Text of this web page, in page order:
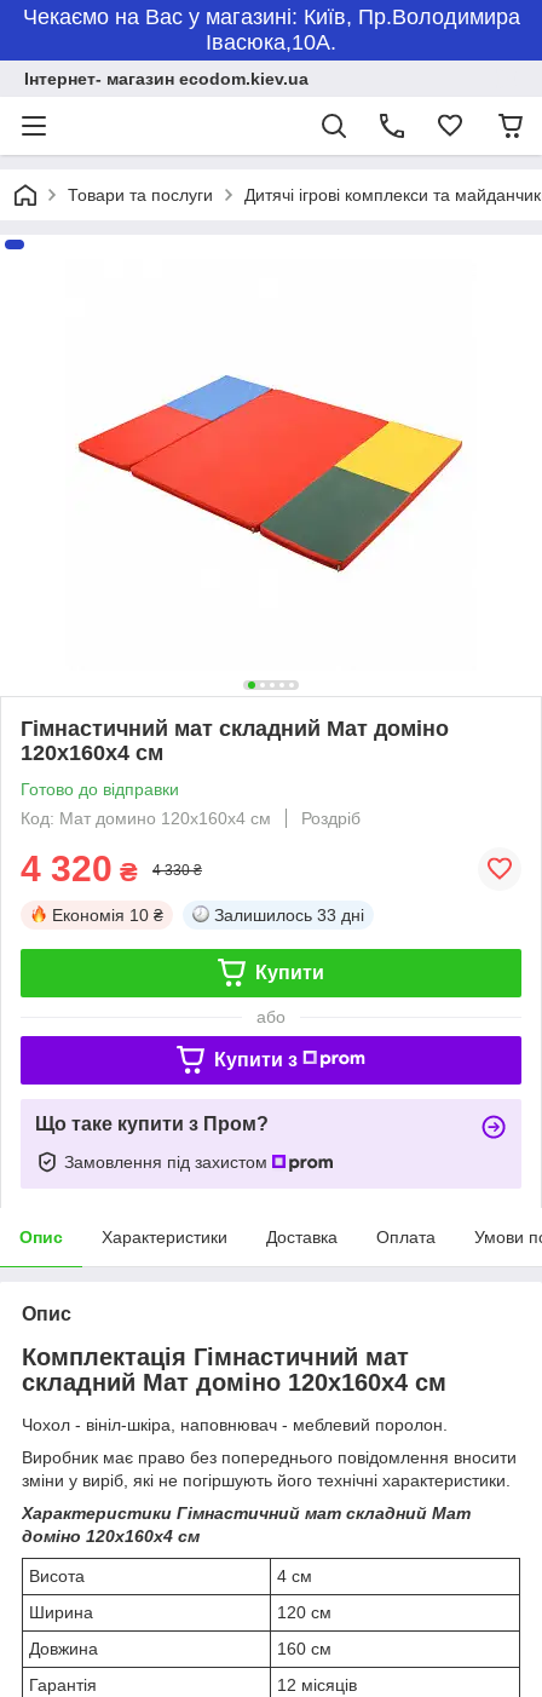
Чекаємо на Вас у магазині: Київ, Пр.Володимира
Івасюка,10А.
Інтернет- магазин ecodom.kiev.ua
Товари та послуги Дитячі ігрові комплекси та
Гімнастичний мат складний Мат доміно
120х160х4 см
Готово до відправки
Код: Мат домино 120х160x4 см
Роздріб
4 320 ₴ 4 330 ₴
Економія 10 ₴ Залишилось 33 дні
Купити
або
Купити з
Що таке купити з Пром?
Замовлення під захистом
Опис Характеристики Доставка Оплата Умови
Опис
Комплектація Гімнастичний мат
складний Мат доміно 120х160х4 см
Чохол - вініл-шкіра, наповнювач - меблевий поролон.
Виробник має право без попереднього повідомлення вносити
зміни у виріб, які не погіршують його технічні характеристики.
Характеристики Гімнастичний мат складний Мат
доміно 120х160х4 см
Висота
4 см
Ширина
120 см
Довжина
160 см
Гарантія
12 місяців